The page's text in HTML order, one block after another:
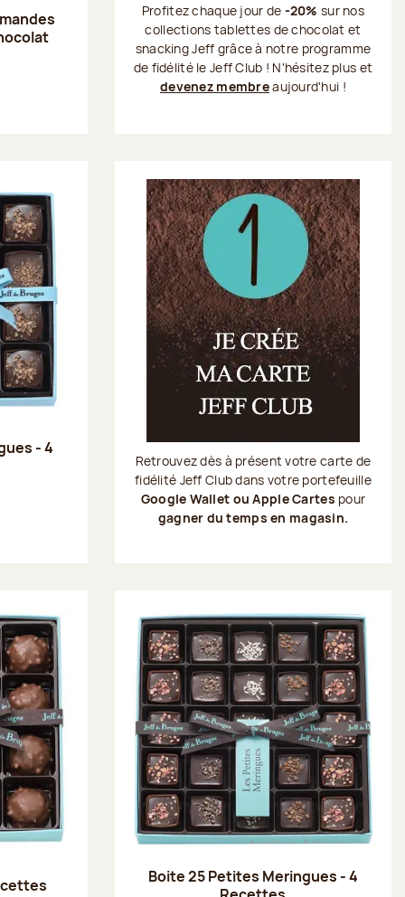
Profitez chaque jour de -20% sur nos
collections tablettes de chocolat et
snacking Jeff grâce à notre programme
de fidélité le Jeff Club ! N'hésitez plus et
devenez membreaujourd'hui !
- 4
Retrouvez dès à présent votre carte de
fidélité Jeff Club dans votre portefeuille
Google Wallet ou Apple Cartes pour
gagner du temps en magasin.
Boite 25 Petites Meringues - 4